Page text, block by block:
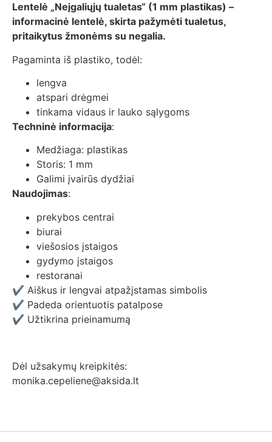
Lentelė „Neįgaliųjų tualetas“ (1 mm plastikas) –
informacinė lentelė, skirta pažymėti tualetus,
pritaikytus žmonėms su negalia.
Pagaminta iš plastiko, todėl:
lengva
atspari drėgmei
tinkama vidaus ir lauko sąlygoms
Techninė informacija:
Medžiaga: plastikas
Storis: 1 mm
Galimi įvairūs dydžiai
Naudojimas:
prekybos centrai
biurai
viešosios įstaigos
gydymo įstaigos
restoranai
✔ Aiškus ir lengvai atpažįstamas simbolis
✔ Padeda orientuotis patalpose
✔ Užtikrina prieinamumą
Dėl užsakymų kreipkitės:
monika.cepeliene@aksida.lt